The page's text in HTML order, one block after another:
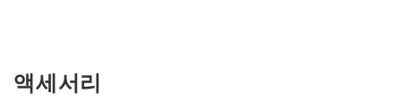
액세서리